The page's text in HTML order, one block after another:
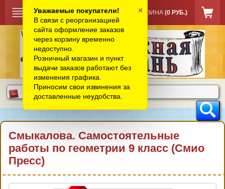
КОРЗИНА (0 РУБ.)
Смыкалова. Самостоятельные
работы по геометрии 9 класс (Смио
Пресс)
Уважаемые покупатели!
В связи с реорганизацией
сайта оформление заказов
через корзину временно
недоступно.
Розничный магазин и пункт
выдачи заказов работают без
изменения графика.
Приносим свои извинения за
доставленные неудобства.
×